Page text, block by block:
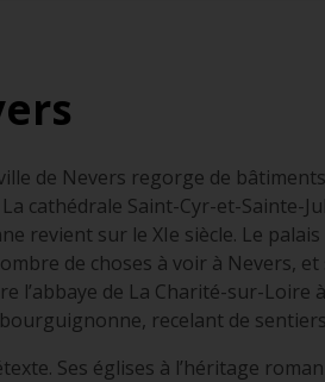
de Nevers regorge de
cathédrale Saint-Cyr-et-Sainte-
revient sur le XIe siècle. Le
de choses à voir à Nevers,
de La Charité-sur-Loire
recelant de
Ses églises à l’héritage